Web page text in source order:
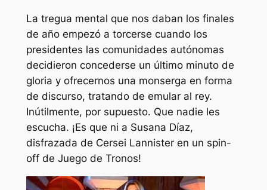
La tregua mental que nos daban los finales
de año empezó a torcerse cuando los
presidentes las comunidades autónomas
decidieron concederse un último minuto de
gloria y ofrecernos una monserga en forma
de discurso, tratando de emular al rey.
Inútilmente, por supuesto. Que nadie les
escucha. ¡Es que ni a Susana Díaz,
disfrazada de Cersei Lannister en un spin-
off de Juego de Tronos!